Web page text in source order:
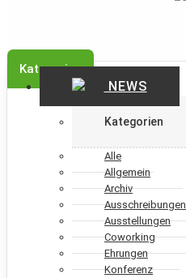
Kategorien
NEWS
Kategorien
Alle
Allgemein
Archiv
Ausschreibungen
Ausstellungen
Coworking
Ehrungen
Konferenz